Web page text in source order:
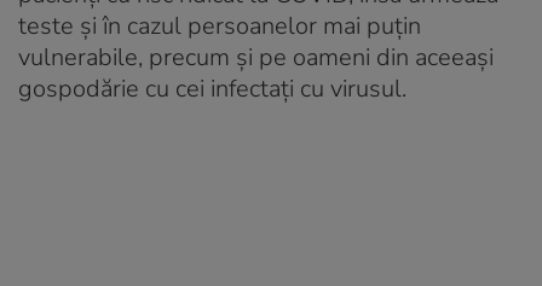
teste și în cazul persoanelor mai puțin
vulnerabile, precum și pe oameni din aceeași
gospodărie cu cei infectați cu virusul.